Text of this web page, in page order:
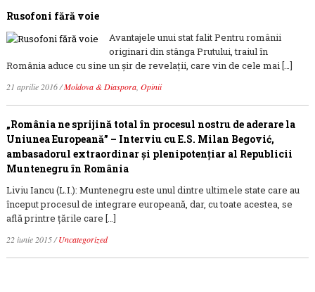
Rusofoni fără voie
Avantajele unui stat falit Pentru românii
originari din stânga Prutului, traiul în
România aduce cu sine un șir de revelații, care vin de cele mai […]
21 aprilie 2016/Moldova & Diaspora, Opinii
„România ne sprijină total în procesul nostru de aderare la
Uniunea Europeană” – Interviu cu E.S. Milan Begović,
ambasadorul extraordinar şi plenipotenţiar al Republicii
Muntenegru în România
Liviu Iancu (L.I.): Muntenegru este unul dintre ultimele state care au
început procesul de integrare europeană, dar, cu toate acestea, se
află printre ţările care […]
22 iunie 2015/Uncategorized